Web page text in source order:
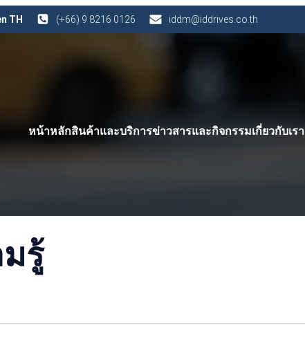
TH (+66) 9 8216 0126 iddm@iddrives.co.th
หน้าหลักสินค้าและบริการข่าวสารและกิจกรรมเกี่ยวกับเรา
รู้